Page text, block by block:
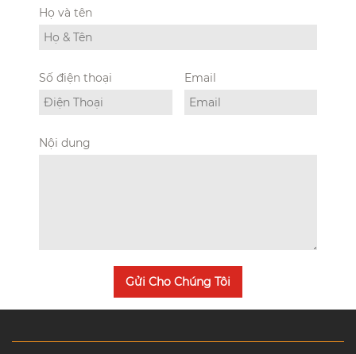
Họ và tên
Số điện thoại Email
Nội dung
Gửi Cho Chúng Tôi